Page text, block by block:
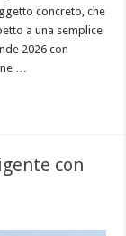
concreto, che
a una semplice
2026 con
…
con